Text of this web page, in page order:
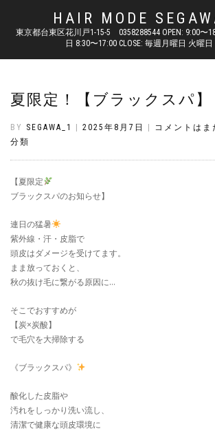
HAIR MODE
東京都台東区花川戸1-15-5 0358288544 OPEN: 9:00〜
日 8:30〜17:00 CLOSE: 毎週月曜日 火曜日
夏限定！【ブラックスパ】
BY SEGAWA_1 2025年8月7日 コメントはま
分類
【夏限定
ブラックスパのお知らせ】
連日の猛暑
紫外線・汗・皮脂で
頭皮はダメージを受けてます。
まま放っておくと、
秋の抜け毛に繋がる原因に…
そこでおすすめが
【炭×炭酸】
で毛穴を大掃除する
《ブラックスパ》
酸化した皮脂や
汚れをしっかり洗い流し、
清潔で健康な頭皮環境に